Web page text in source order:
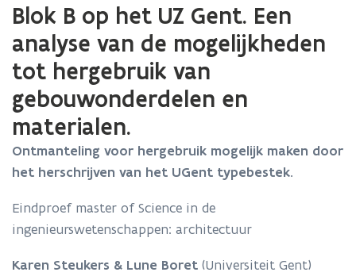
zich
op:
Blok
het
Gent.
analyse
van
tot
Blok B op het UZ Gent. Een
analyse van de mogelijkheden
tot hergebruik van
gebouwonderdelen en
materialen.
Ontmanteling voor hergebruik mogelijk maken door
het herschrijven van het UGent typebestek.
Eindproef master of Science in de
ingenieurswetenschappen: architectuur
Karen Steukers & Lune Boret (Universiteit Gent)